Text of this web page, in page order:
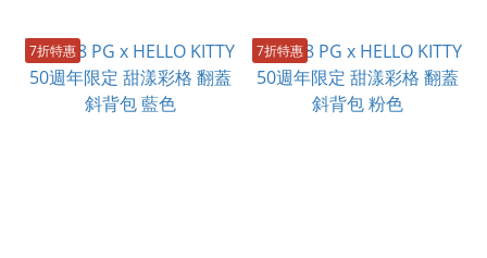
7折特惠 7折特惠